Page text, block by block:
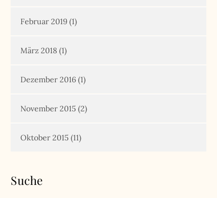
Februar 2019 (1)
März 2018 (1)
Dezember 2016 (1)
November 2015 (2)
Oktober 2015 (11)
Suche